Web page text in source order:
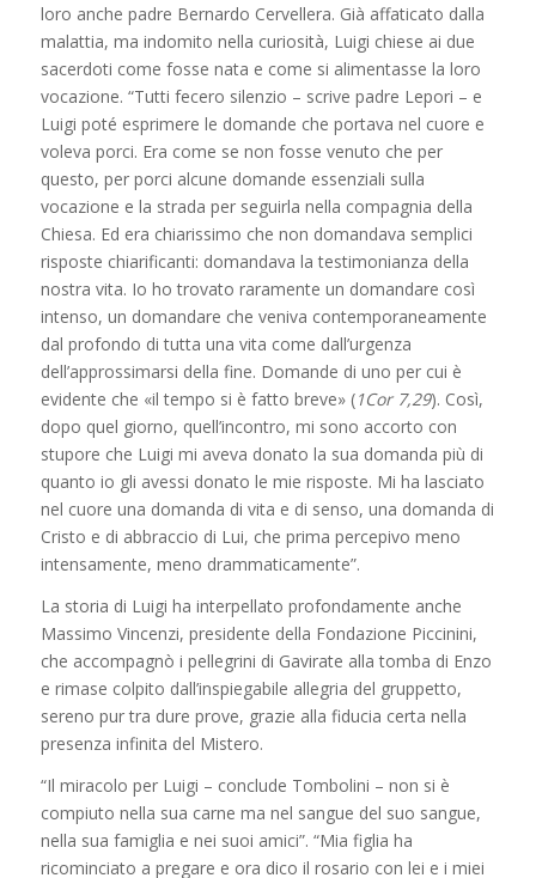
loro anche padre Bernardo Cervellera. Già affaticato dalla
malattia, ma indomito nella curiosità, Luigi chiese ai due
sacerdoti come fosse nata e come si alimentasse la loro
vocazione. “Tutti fecero silenzio – scrive padre Lepori – e
Luigi poté esprimere le domande che portava nel cuore e
voleva porci. Era come se non fosse venuto che per
questo, per porci alcune domande essenziali sulla
vocazione e la strada per seguirla nella compagnia della
Chiesa. Ed era chiarissimo che non domandava semplici
risposte chiarificanti: domandava la testimonianza della
nostra vita. Io ho trovato raramente un domandare così
intenso, un domandare che veniva contemporaneamente
dal profondo di tutta una vita come dall’urgenza
dell’approssimarsi della fine. Domande di uno per cui è
evidente che «il tempo si è fatto breve» (1Cor 7,29). Così,
dopo quel giorno, quell’incontro, mi sono accorto con
stupore che Luigi mi aveva donato la sua domanda più di
quanto io gli avessi donato le mie risposte. Mi ha lasciato
nel cuore una domanda di vita e di senso, una domanda di
Cristo e di abbraccio di Lui, che prima percepivo meno
intensamente, meno drammaticamente”.
La storia di Luigi ha interpellato profondamente anche
Massimo Vincenzi, presidente della Fondazione Piccinini,
che accompagnò i pellegrini di Gavirate alla tomba di Enzo
e rimase colpito dall’inspiegabile allegria del gruppetto,
sereno pur tra dure prove, grazie alla fiducia certa nella
presenza infinita del Mistero.
“Il miracolo per Luigi – conclude Tombolini – non si è
compiuto nella sua carne ma nel sangue del suo sangue,
nella sua famiglia e nei suoi amici”. “Mia figlia ha
ricominciato a pregare e ora dico il rosario con lei e i miei